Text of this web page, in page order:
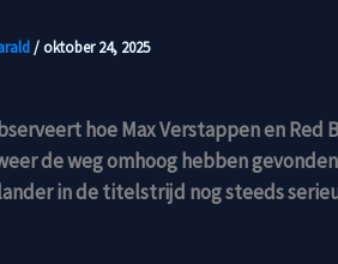
/ oktober 24, 2025
hoe Max Verstappen en Red
de weg omhoog hebben
in de titelstrijd nog steeds